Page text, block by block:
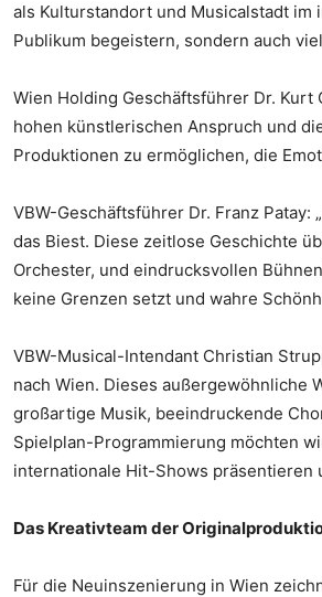
als Kulturstandort und Musicalstadt
Publikum begeistern, sondern auch
Wien Holding Geschäftsführer Dr.
hohen künstlerischen Anspruch und
Produktionen zu ermöglichen, die
VBW-Geschäftsführer Dr. Franz
das Biest. Diese zeitlose Geschichte
Orchester, und eindrucksvollen
keine Grenzen setzt und wahre
VBW-Musical-Intendant Christian
nach Wien. Dieses außergewöhnliche
großartige Musik, beeindruckende
Spielplan-Programmierung möchten
internationale Hit-Shows präsentieren
Das Kreativteam der
Für die Neuinszenierung in Wien